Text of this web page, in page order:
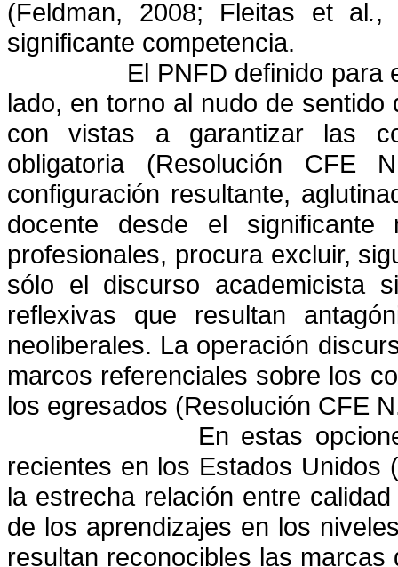
(Feldman, 2008; Fleitas
et al.,
significante competencia.
El PNFD definido para
lado, en torno al nudo de
con vistas a garantizar las
obligatoria (Resolución
configuración resultante,
docente desde el significante
profesionales, procura excluir,
sólo el discurso academicista
reflexivas que resultan
neoliberales. La operación
marcos referenciales sobre los
los egresados (Resolución CFE
En estas
recientes en los Estados Unidos
la estrecha relación entre
de los aprendizajes en los
resultan reconocibles las marcas